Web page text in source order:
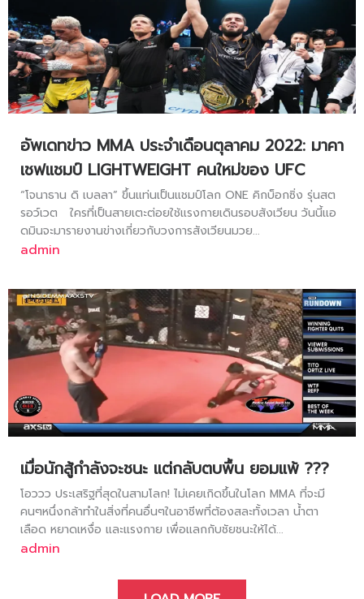
อัพเดทข่าว MMA ประจำเดือนตุลาคม 2022: มาคา
เชฟแชมป์ LIGHTWEIGHT คนใหม่ของ UFC
“โจนาธาน ดิ เบลลา” ขึ้นแท่นเป็นแชมป์โลก ONE คิกบ็อกซิ่ง รุ่นสต
รอว์เวต ใครที่เป็นสายเตะต่อยใช้แรงกายเดินรอบสังเวียน วันนี้แอ
ดมินจะมารายงานข่างเกี่ยวกับวงการสังเวียนมวย...
admin
เมื่อนักสู้กำลังจะชนะ แต่กลับตบพื้น ยอมแพ้ ???
โอววว ประเสริฐที่สุดในสามโลก! ไม่เคยเกิดขึ้นในโลก MMA ที่จะมี
คนๆหนึ่งกล้าทำในสิ่งที่คนอื่นๆในอาชีพที่ต้องสละทั้งเวลา น้ำตา
เลือด หยาดเหงื่อ และแรงกาย เพื่อแลกกับชัยชนะให้ได้...
admin